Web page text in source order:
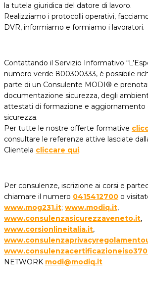
la tutela giuridica del datore di lavoro.
Realizziamo i protocolli operativi,
DVR, informiamo e formiamo i lavoratori.
Contattando il Servizio Informativo
numero verde 800300333, è possibile
parte di un Consulente MODI® e
documentazione sicurezza, degli
attestati di formazione e aggiornamento
sicurezza.
Per tutte le nostre offerte formative
consultare le referenze attive lasciate
Clientela cliccare qui.
Per consulenze, iscrizione ai corsi e
chiamare il numero 0415412700 o
www.mog231.it; www.modiq.it,
www.consulenzasicurezzaveneto.it,
www.corsionlineitalia.it,
NETWORK modi@modiq.it